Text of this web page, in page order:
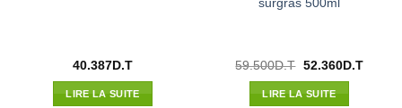
40.387 D.T
LIRE LA SUITE
surgras 500ml
59.500D.T Le
initial
était :
52.360D.TLe
LIRE LA SUITE